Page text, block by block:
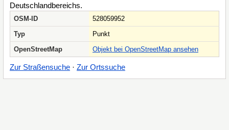
Deutschlandbereichs.
OSM-ID
528059952
Typ
Punkt
OpenStreetMap
Objekt bei OpenStreetMap ansehen
Zur Straßensuche · Zur Ortssuche